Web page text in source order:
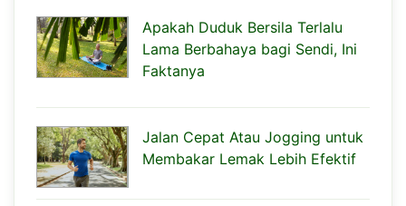
Apakah Duduk Bersila Terlalu
Lama Berbahaya bagi Sendi, Ini
Faktanya
Jalan Cepat Atau Jogging untuk
Membakar Lemak Lebih Efektif